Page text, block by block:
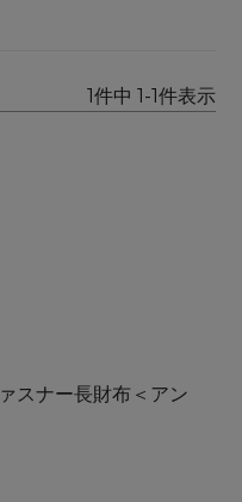
1件中 1 -1件表示
スナー長財布＜アン